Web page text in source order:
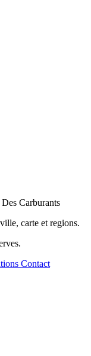
Carburants
carte et regions.
Contact